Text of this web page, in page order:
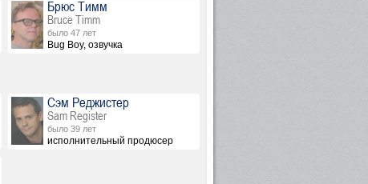
Брюс Тимм
Bruce Timm
было 47 лет
Bug Boy, озвучка
Сэм Реджистер
Sam Register
было 39 лет
исполнительный продюсер